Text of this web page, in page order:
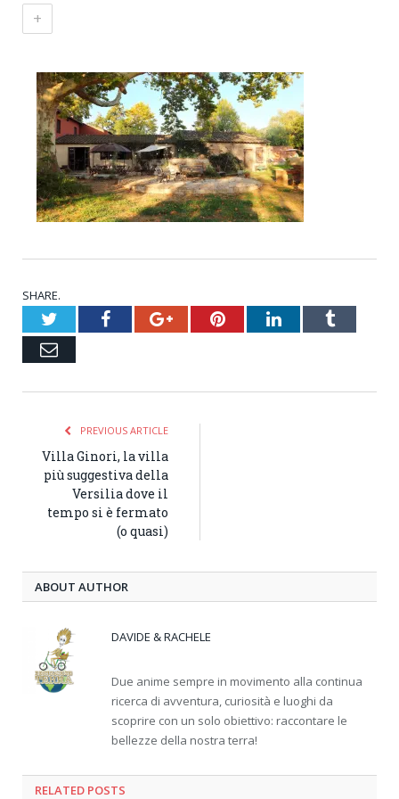
+
SHARE.
TwitterFacebookGoogle+PinterestLinkedInTumblr
Email
PREVIOUS ARTICLE
Villa Ginori, la villa
più suggestiva della
Versilia dove il
tempo si è fermato
(o quasi)
ABOUT AUTHOR
DAVIDE & RACHELE
Due anime sempre in movimento alla continua
ricerca di avventura, curiosità e luoghi da
scoprire con un solo obiettivo: raccontare le
bellezze della nostra terra!
RELATED POSTS